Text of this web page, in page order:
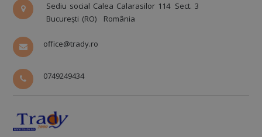
Sediu social Calea Calarasilor 114 Sect. 3
București (RO)
România
office@trady.ro
0749249434